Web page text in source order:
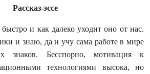
Рассказ-эссе
и как далеко уходит оно от нас.
и знаю, да и учу сама работе в мире
знаков. Бесспорно, мотивация к
технологиями высока, но